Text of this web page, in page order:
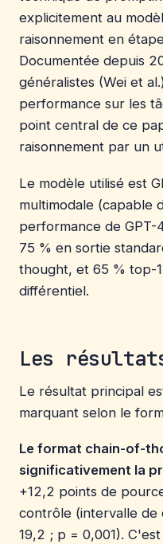
explicitement au
raisonnement en
Documentée depuis
généralistes (Wei et
performance sur les
point central de ce
raisonnement par un
Le modèle utilisé est
multimodale (capable
performance de GPT-
75 % en sortie
thought, et 65 % top-
différentiel.
Les
Le résultat principal
marquant selon le
Le format chain-of-
significativement la
+12,2 points de
contrôle (intervalle de
19,2 ; p = 0,001).